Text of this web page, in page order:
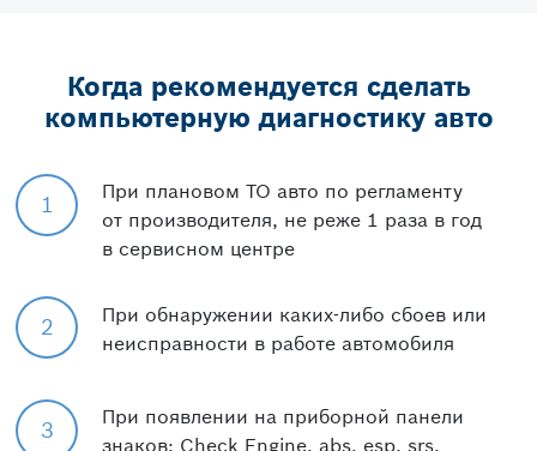
Когда рекомендуется сделать
компьютерную диагностику авто
1
При плановом ТО авто по регламенту
от производителя, не реже 1 раза в год
в сервисном центре
2
При обнаружении каких-либо сбоев или
неисправности в работе автомобиля
3
При появлении на приборной панели
знаков: Check Engine, abs, esp, srs,